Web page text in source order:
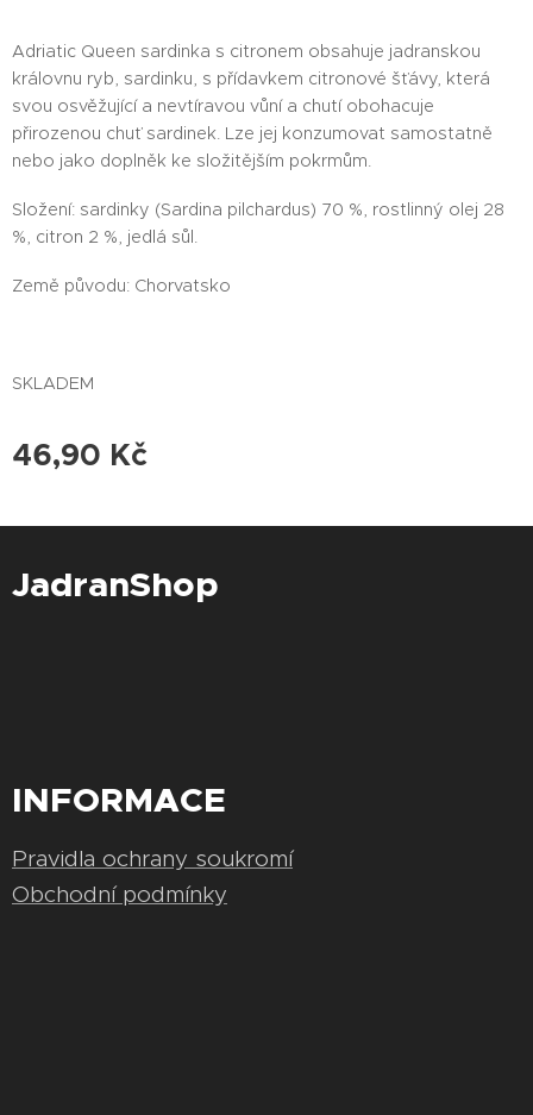
Adriatic Queen sardinka s citronem obsahuje jadranskou
královnu ryb, sardinku, s přídavkem citronové šťávy, která
svou osvěžující a nevtíravou vůní a chutí obohacuje
přirozenou chuť sardinek. Lze jej konzumovat samostatně
nebo jako doplněk ke složitějším pokrmům.
Složení: sardinky (Sardina pilchardus) 70 %, rostlinný olej 28
%, citron 2 %, jedlá sůl.
Země původu: Chorvatsko
SKLADEM
46,90 Kč
JadranShop
INFORMACE
Pravidla ochrany soukromí
Obchodní podmínky